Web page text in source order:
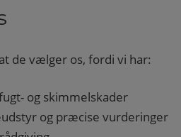
de vælger os, fordi vi har:
og skimmelskader
og præcise vurderinger